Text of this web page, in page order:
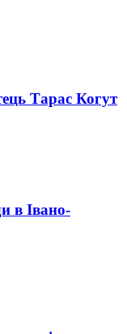
Тарас Когут
в Івано-